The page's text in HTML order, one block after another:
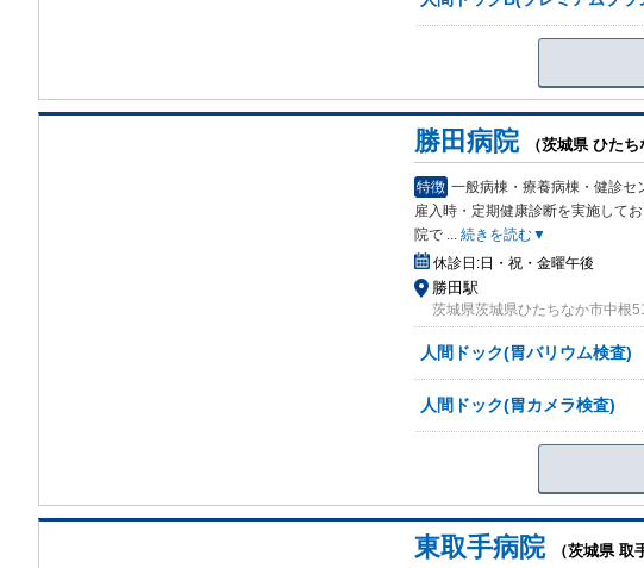
勝田病院 （茨城県 ひたち
特徴 一般病棟・療養病棟・健診セ
雇入時 ・定期健康診断を実施して
院で ... 続きを読む▼
休診日:日・祝・金曜午後
勝田駅
茨城県茨城県ひたちなか市中根
人間ドック(胃バリウム検査)
人間ドック(胃カメラ検査)
東取手病院 （茨城県 取